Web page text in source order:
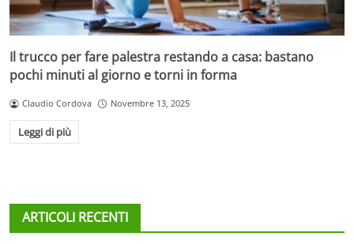
Il trucco per fare palestra restando a casa: bastano
pochi minuti al giorno e torni in forma
Claudio Cordova Novembre 13, 2025
Leggi di più
ARTICOLI RECENTI